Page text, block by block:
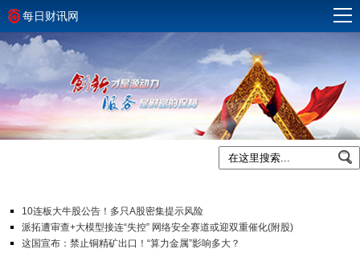
每日财讯网
10连板大牛股公告！多只A股密集提示风险
派拓遭审查+大模型接连“失控” 网络安全赛道或迎双重催化(附股)
这国宣布：禁止铜精矿出口！“算力金属”影响多大？